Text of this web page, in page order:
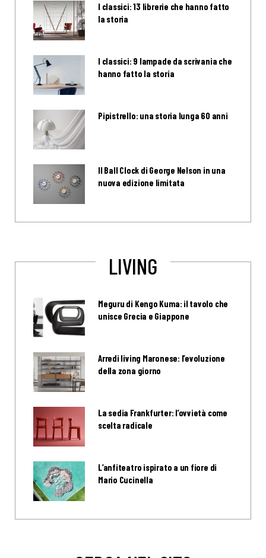
I classici: 13 librerie che hanno fatto
la storia
I classici: 9 lampade da scrivania che
hanno fatto la storia
Pipistrello: una storia lunga 60 anni
Il Ball Clock di George Nelson in una
nuova edizione limitata
LIVING
Meguru di Kengo Kuma: il tavolo che
unisce Grecia e Giappone
Arredi living Maronese: l’evoluzione
della zona giorno
La sedia Frankfurter: l’ovvietà come
scelta radicale
L’anfiteatro ispirato a un fiore di
Mario Cucinella